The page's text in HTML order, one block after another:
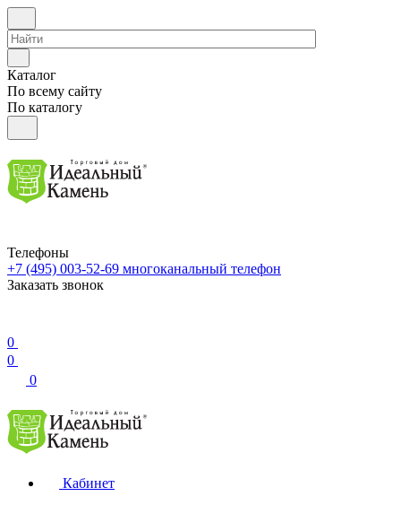
Каталог
По всему сайту
По каталогу
Телефоны
+7 (495) 003-52-69 многоканальный телефон
Заказать звонок
0
0
0
Кабинет